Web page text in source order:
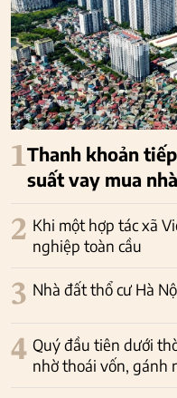
1Thanh khoản
suất vay mua
2 Khi một hợp tác xã
nghiệp toàn cầu
3 Nhà đất thổ cư Hà
4 Quý đầu tiên dưới
nhờ thoái vốn, gánh